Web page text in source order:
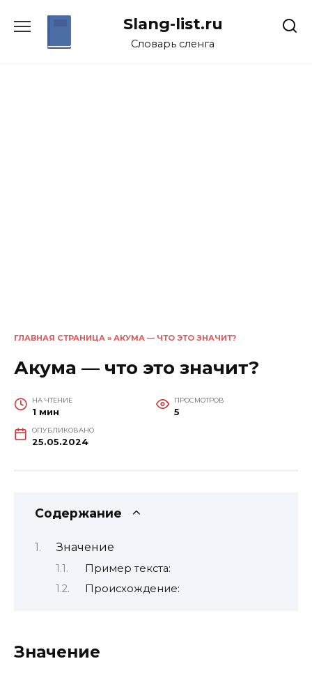
Slang-list.ru
Словарь сленга
ГЛАВНАЯ СТРАНИЦА » АКУМА — ЧТО ЭТО ЗНАЧИТ?
Акума — что это значит?
НА ЧТЕНИЕ
1 мин
ПРОСМОТРОВ
5
ОПУБЛИКОВАНО
25.05.2024
Содержание
Значение
Пример текста:
Происхождение:
Значение